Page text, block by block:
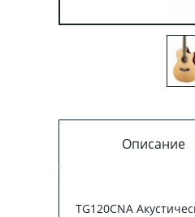
Описание
TG120CNA